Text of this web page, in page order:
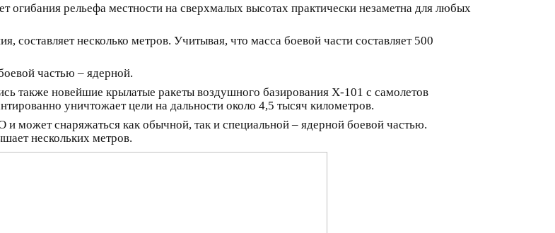
огибания рельефа местности на сверхмалых высотах практически незаметна для любых
составляет несколько метров. Учитывая, что масса боевой части составляет 500
частью – ядерной.
также новейшие крылатые ракеты воздушного базирования Х-101 с самолетов
уничтожает цели на дальности около 4,5 тысяч километров.
может снаряжаться как обычной, так и специальной – ядерной боевой частью.
нескольких метров.